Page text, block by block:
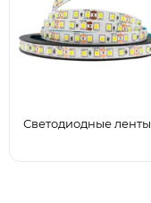
Светодиодные ленты